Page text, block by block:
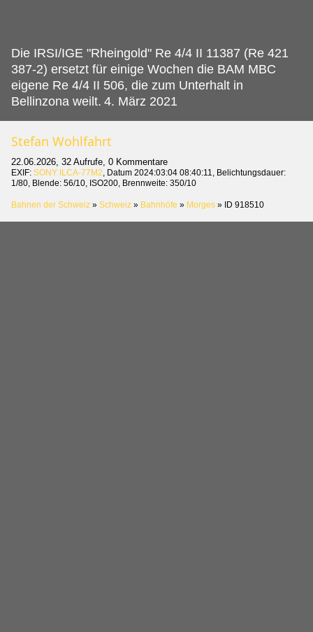
Die IRSI/IGE "Rheingold" Re 4/4 II 11387 (Re 421
387-2) ersetzt für einige Wochen die BAM MBC
eigene Re 4/4 II 506, die zum Unterhalt in
Bellinzona weilt. 4. März 2021
Stefan Wohlfahrt
22.06.2026, 32 Aufrufe, 0 Kommentare
EXIF: SONY ILCA-77M2 , Datum 2024:03:04 08:40:11, Belichtungsdauer:
1/80, Blende: 56/10, ISO200, Brennweite: 350/10
Bahnen der Schweiz » Schweiz » Bahnhöfe » Morges » ID 918510